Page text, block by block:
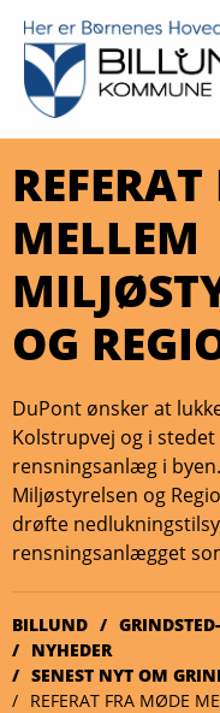
MELLEM
OG
DuPont ønsker at
Kolstrupvej og i
rensningsanlæg i
Miljøstyrelsen og
drøfte
rensningsanlægget
BILLUND
NYHEDER
SENEST NYT OM
REFERAT FRA MØDE